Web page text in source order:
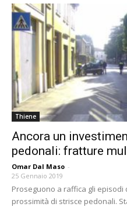
Thiene
Ancora un
pedonali: fratture
Omar Dal Maso -
25 Gennaio 2019
Proseguono a raffica gli
prossimità di strisce pedonali.